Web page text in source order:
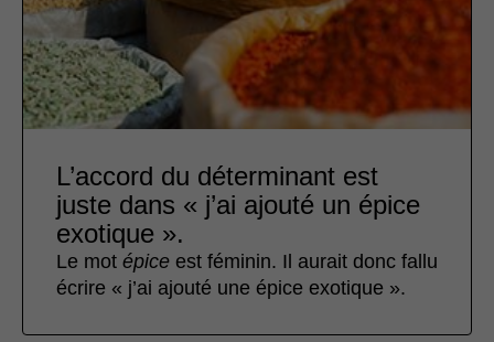
L’accord du déterminant est
juste dans « j’ai ajouté un épice
exotique ».
Le mot épice est féminin. Il aurait donc fallu
écrire « j’ai ajouté une épice exotique ».